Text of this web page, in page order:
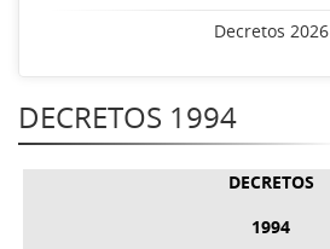
Decretos 2026
DECRETOS 1994
DECRETOS
1994